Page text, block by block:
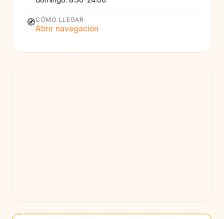
🧭CÓMO LLEGAR
Abrir navegación